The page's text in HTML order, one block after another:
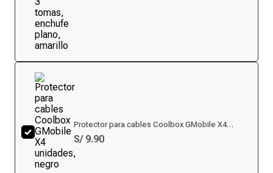
Protector para cables Coolbox GMobile X4
unidades, negro y blanco
S/ 9.90